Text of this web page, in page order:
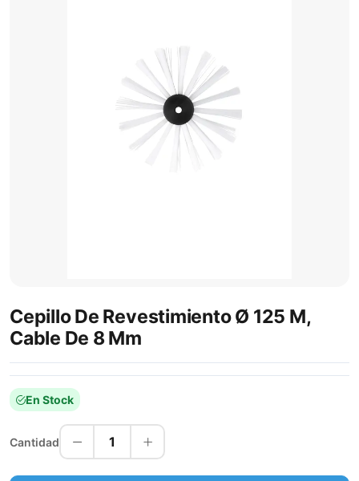
Cepillo De Revestimiento Ø 125 M,
Cable De 8 Mm
En Stock
Cantidad 1